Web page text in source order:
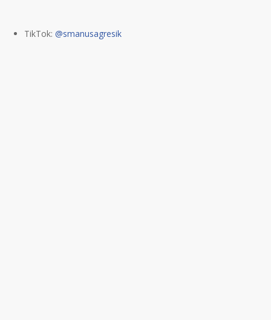
TikTok: @smanusagresik